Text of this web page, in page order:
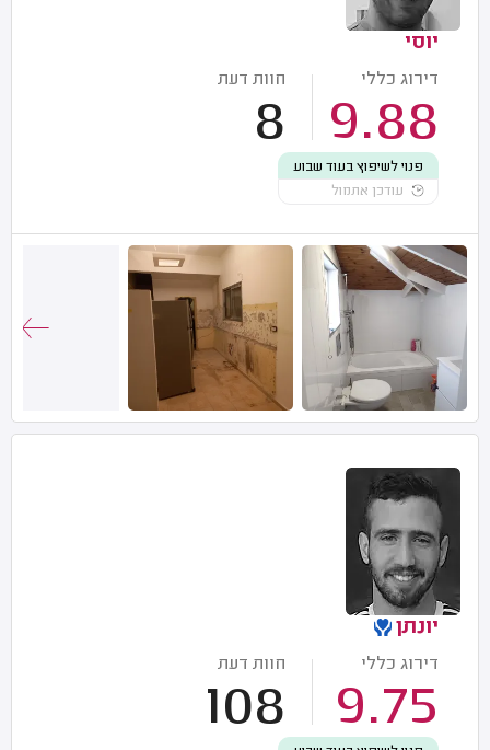
יוסי
דירוג כללי
9.88
חוות דעת
8
פנוי לשיפוץ בעוד שבוע
עודכן אתמול
יונתן
דירוג כללי
9.75
חוות דעת
108